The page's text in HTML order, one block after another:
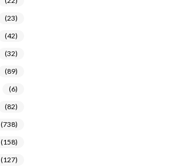
(23)
(42)
(32)
(89)
(6)
(82)
(738)
(158)
(127)